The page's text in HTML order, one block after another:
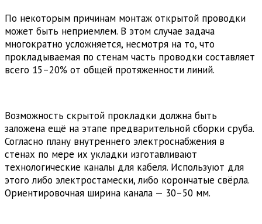
По некоторым причинам монтаж открытой проводки
может быть неприемлем. В этом случае задача
многократно усложняется, несмотря на то, что
прокладываемая по стенам часть проводки составляет
всего 15–20% от общей протяженности линий.
Возможность скрытой прокладки должна быть
заложена ещё на этапе предварительной сборки сруба.
Согласно плану внутреннего электроснабжения в
стенах по мере их укладки изготавливают
технологические каналы для кабеля. Используют для
этого либо электростамески, либо корончатые свёрла.
Ориентировочная ширина канала — 30–50 мм.